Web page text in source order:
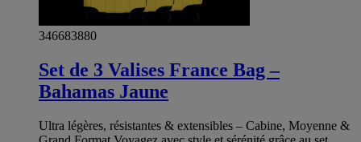
346683880
Set de 3 Valises France Bag –
Bahamas Jaune
Ultra légères, résistantes & extensibles – Cabine, Moyenne &